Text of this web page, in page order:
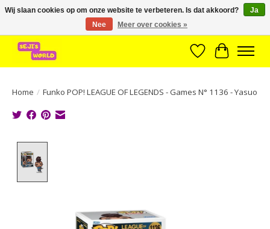
Brede assortiment direct leverbaar uit voorraad!
Verlanglijst
Home / Funko POP! LEAGUE OF LEGENDS - Games N° 1136 - Yasuo
Wij slaan cookies op om onze website te verbeteren. Is dat akkoord?
Ja
Nee
Meer over cookies »